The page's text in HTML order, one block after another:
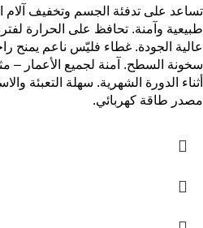
تساعد على تدفئة الجسم وتخفيف آلام
عالية الجودة. غطاء فليّس ناعم يمنح
سخونة السطح. آمنة لجميع الأعمار –
أثناء الدورة الشهرية. سهلة التعبئة
مصدر طاقة كهربائي.